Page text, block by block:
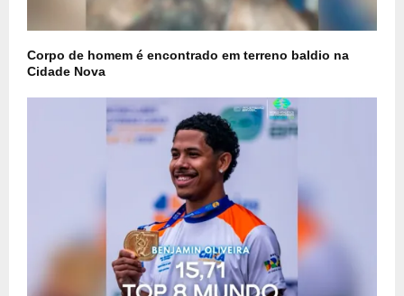
Corpo de homem é encontrado em terreno baldio na
Cidade Nova